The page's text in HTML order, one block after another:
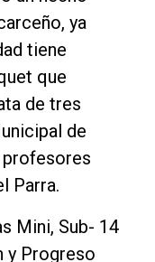
ya
tiene
que
de tres
de
Parra.
Mini, Sub- 14
y Progreso